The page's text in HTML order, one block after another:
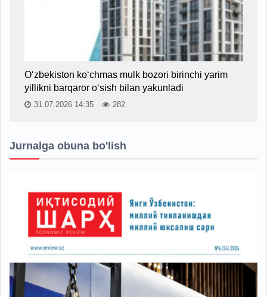
O‘zbekiston ko‘chmas mulk bozori birinchi yarim
yillikni barqaror o‘sish bilan yakunladi
31.07.2026 14:35 282
Jurnalga obuna bo'lish